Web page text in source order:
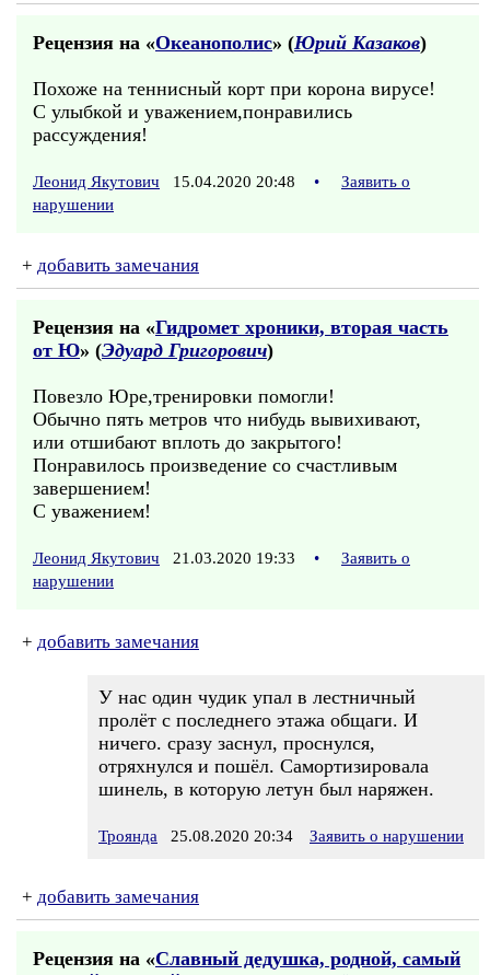
Рецензия на «Океанополис» (Юрий Казаков)
Похоже на теннисный корт при корона вирусе!
С улыбкой и уважением,понравились
рассуждения!
Леонид Якутович 15.04.2020 20:48 •
Заявить о
нарушении
+ добавить замечания
Рецензия на «Гидромет хроники, вторая часть
от Ю» (Эдуард Григорович)
Повезло Юре,тренировки помогли!
Обычно пять метров что нибудь вывихивают,
или отшибают вплоть до закрытого!
Понравилось произведение со счастливым
завершением!
С уважением!
Леонид Якутович 21.03.2020 19:33 •
Заявить о
нарушении
+ добавить замечания
У нас один чудик упал в лестничный
пролёт с последнего этажа общаги. И
ничего. сразу заснул, проснулся,
отряхнулся и пошёл. Самортизировала
шинель, в которую летун был наряжен.
Троянда 25.08.2020 20:34 Заявить о нарушении
+ добавить замечания
Рецензия на «Славный дедушка, родной, самый